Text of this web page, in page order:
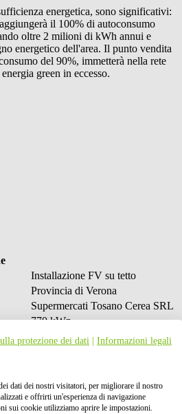
energetica, sono significativi:
il 100% di autoconsumo
oltre 2 milioni di kWh annui e
energetico dell'area. Il punto vendita
del 90%, immetterà nella rete
green in eccesso.
Installazione FV su tetto
Provincia di Verona
Supermercati Tosano Cerea SRL
770 kWp
CO2
371 tonnellate/anno
autorizza Google Maps nelle
protezione dei dati Informazioni legali
dati dei nostri visitatori, per migliorare il nostro
e offrirti un'esperienza di navigazione
sui cookie utilizziamo aprire le impostazioni.